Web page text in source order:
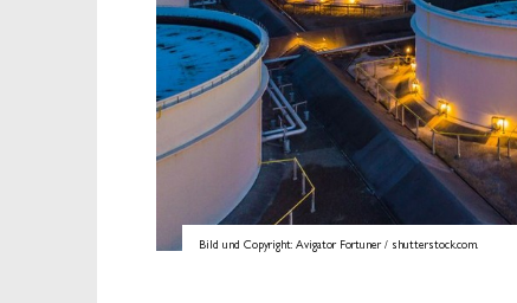
Bild und Copyright: Avigator Fortuner / shutterstock.com.